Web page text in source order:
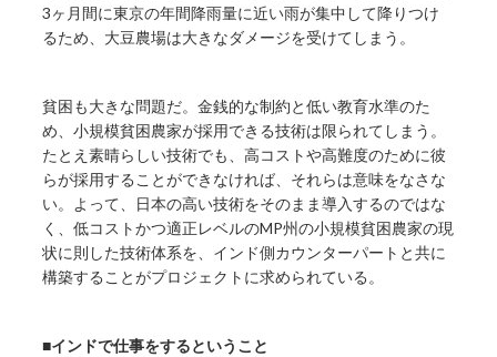
3ヶ月間に東京の年間降雨量に近い雨が集中して降りつけ
るため、大豆農場は大きなダメージを受けてしまう。
貧困も大きな問題だ。金銭的な制約と低い教育水準のた
め、小規模貧困農家が採用できる技術は限られてしまう。
たとえ素晴らしい技術でも、高コストや高難度のために彼
らが採用することができなければ、それらは意味をなさな
い。よって、日本の高い技術をそのまま導入するのではな
く、低コストかつ適正レベルのMP州の小規模貧困農家の現
状に則した技術体系を、インド側カウンターパートと共に
構築することがプロジェクトに求められている。
■インドで仕事をするということ